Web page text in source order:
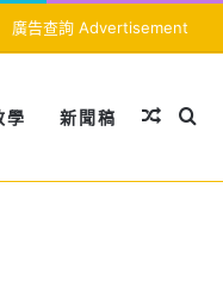
廣告查詢 Advertisement
學 新聞稿 隨機文
搜